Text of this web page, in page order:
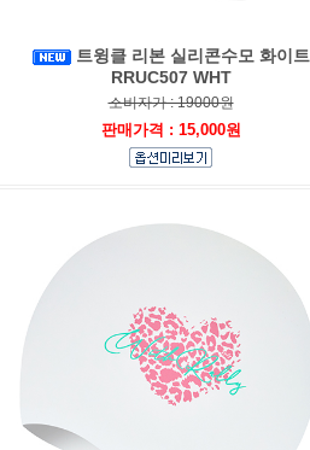
트윙클 리본 실리콘수모 화이트
RRUC507 WHT
소비자가 : 19000원
판매가격 : 15,000원